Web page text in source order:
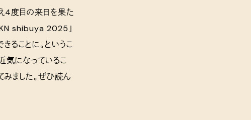
4度目の来日を果た
shibuya 2025」
ことに。というこ
気になっているこ
ました。ぜひ読ん